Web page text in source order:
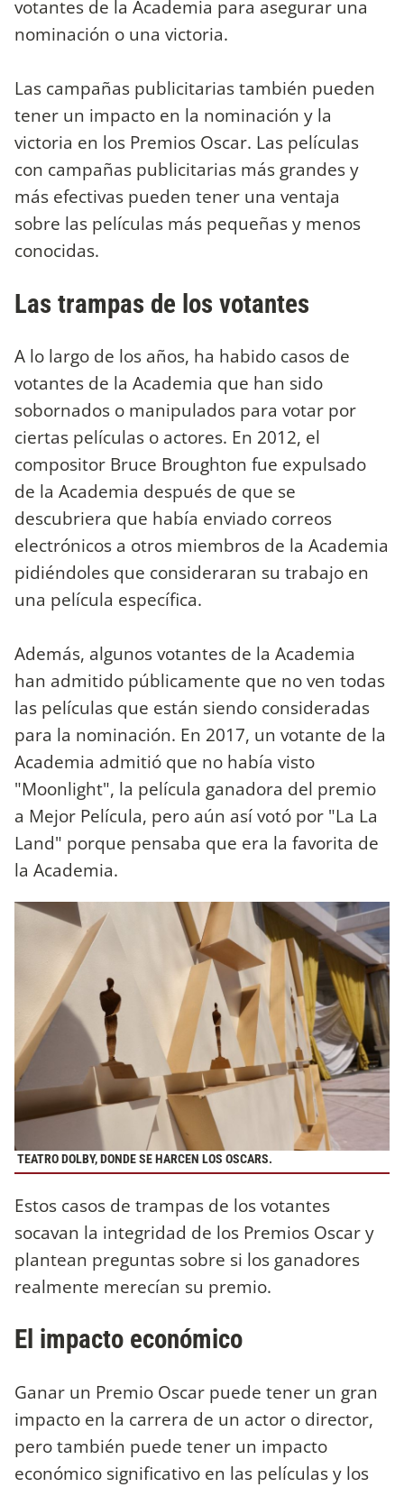
votantes de la Academia para asegurar una
nominación o una victoria.
Las campañas publicitarias también pueden
tener un impacto en la nominación y la
victoria en los Premios Oscar. Las películas
con campañas publicitarias más grandes y
más efectivas pueden tener una ventaja
sobre las películas más pequeñas y menos
conocidas.
Las trampas de los votantes
A lo largo de los años, ha habido casos de
votantes de la Academia que han sido
sobornados o manipulados para votar por
ciertas películas o actores. En 2012, el
compositor Bruce Broughton fue expulsado
de la Academia después de que se
descubriera que había enviado correos
electrónicos a otros miembros de la Academia
pidiéndoles que consideraran su trabajo en
una película específica.
Además, algunos votantes de la Academia
han admitido públicamente que no ven todas
las películas que están siendo consideradas
para la nominación. En 2017, un votante de la
Academia admitió que no había visto
"Moonlight", la película ganadora del premio
a Mejor Película, pero aún así votó por "La La
Land" porque pensaba que era la favorita de
la Academia.
TEATRO DOLBY, DONDE SE HARCEN LOS OSCARS.
Estos casos de trampas de los votantes
socavan la integridad de los Premios Oscar y
plantean preguntas sobre si los ganadores
realmente merecían su premio.
El impacto económico
Ganar un Premio Oscar puede tener un gran
impacto en la carrera de un actor o director,
pero también puede tener un impacto
económico significativo en las películas y los